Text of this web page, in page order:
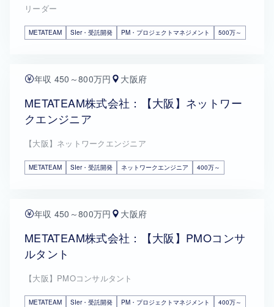
リーダー
METATEAM SIer・受託開発 PM・プロジェクトマネジメント 500万～
年収 450～800万円 大阪府
METATEAM株式会社：【大阪】ネットワー
クエンジニア
【大阪】ネットワークエンジニア
METATEAM SIer・受託開発 ネットワークエンジニア 400万～
年収 450～800万円 大阪府
METATEAM株式会社：【大阪】PMOコンサ
ルタント
【大阪】PMOコンサルタント
METATEAM SIer・受託開発 PM・プロジェクトマネジメント 400万～